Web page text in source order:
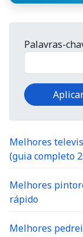
Palavras-
Melhores
(guia completo
Melhores
rápido
Melhores